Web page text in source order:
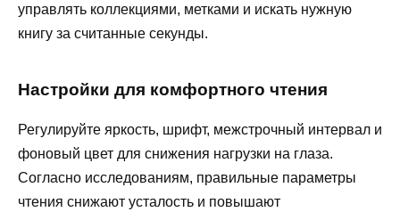
управлять коллекциями, метками и искать нужную
книгу за считанные секунды.
Настройки для комфортного чтения
Регулируйте яркость, шрифт, межстрочный интервал и
фоновый цвет для снижения нагрузки на глаза.
Согласно исследованиям, правильные параметры
чтения снижают усталость и повышают